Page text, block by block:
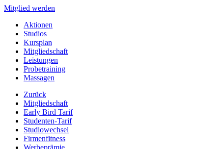
Mitglied werden
Aktionen
Studios
Kursplan
Mitgliedschaft
Leistungen
Probetraining
Massagen
Zurück
Mitgliedschaft
Early Bird Tarif
Studenten-Tarif
Studiowechsel
Firmenfitness
Werbeprämie